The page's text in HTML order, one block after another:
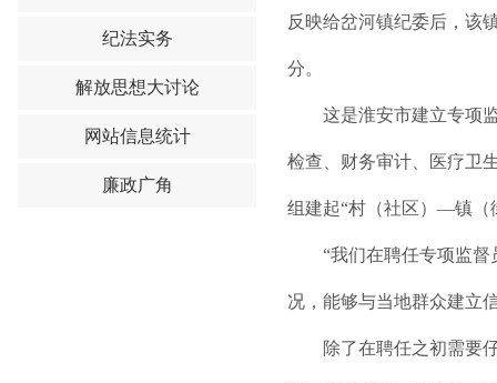
纪法实务
解放思想大讨论
网站信息统计
廉政广角
反映给岔河镇纪委后，该
分。
这是淮安市建立专项
检查、财务审计、医疗卫
组建起“村（社区）—镇（
“我们在聘任专项监
况，能够与当地群众建立
除了在聘任之初需要